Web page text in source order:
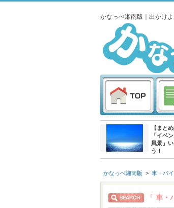
かなっぺ湘南版｜出かけ
【まと
「イベ
風景」
う！
かなっぺ湘南版 > 車・バ
「 車